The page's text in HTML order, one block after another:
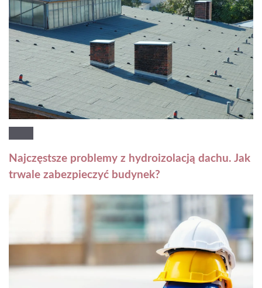
Najczęstsze problemy z hydroizolacją dachu. Jak
trwale zabezpieczyć budynek?